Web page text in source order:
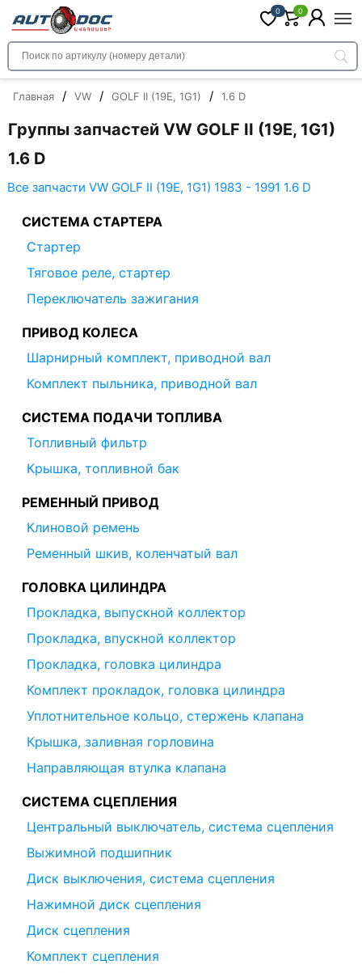
0 0
Главная / VW / GOLF II (19E, 1G1) / 1.6 D
Группы запчастей VW GOLF II (19E, 1G1)
1.6 D
Все запчасти VW GOLF II (19E, 1G1) 1983 - 1991 1.6 D
СИСТЕМА СТАРТЕРА
Стартер
Тяговое реле, стартер
Переключатель зажигания
ПРИВОД КОЛЕСА
Шарнирный комплект, приводной вал
Комплект пыльника, приводной вал
СИСТЕМА ПОДАЧИ ТОПЛИВА
Топливный фильтр
Крышка, топливной бак
РЕМЕННЫЙ ПРИВОД
Клиновой ремень
Ременный шкив, коленчатый вал
ГОЛОВКА ЦИЛИНДРА
Прокладка, выпускной коллектор
Прокладка, впускной коллектор
Прокладка, головка цилиндра
Комплект прокладок, головка цилиндра
Уплотнительное кольцо, стержень клапана
Крышка, заливная горловина
Направляющая втулка клапана
СИСТЕМА СЦЕПЛЕНИЯ
Центральный выключатель, система сцепления
Выжимной подшипник
Диск выключения, система сцепления
Нажимной диск сцепления
Диск сцепления
Комплект сцепления